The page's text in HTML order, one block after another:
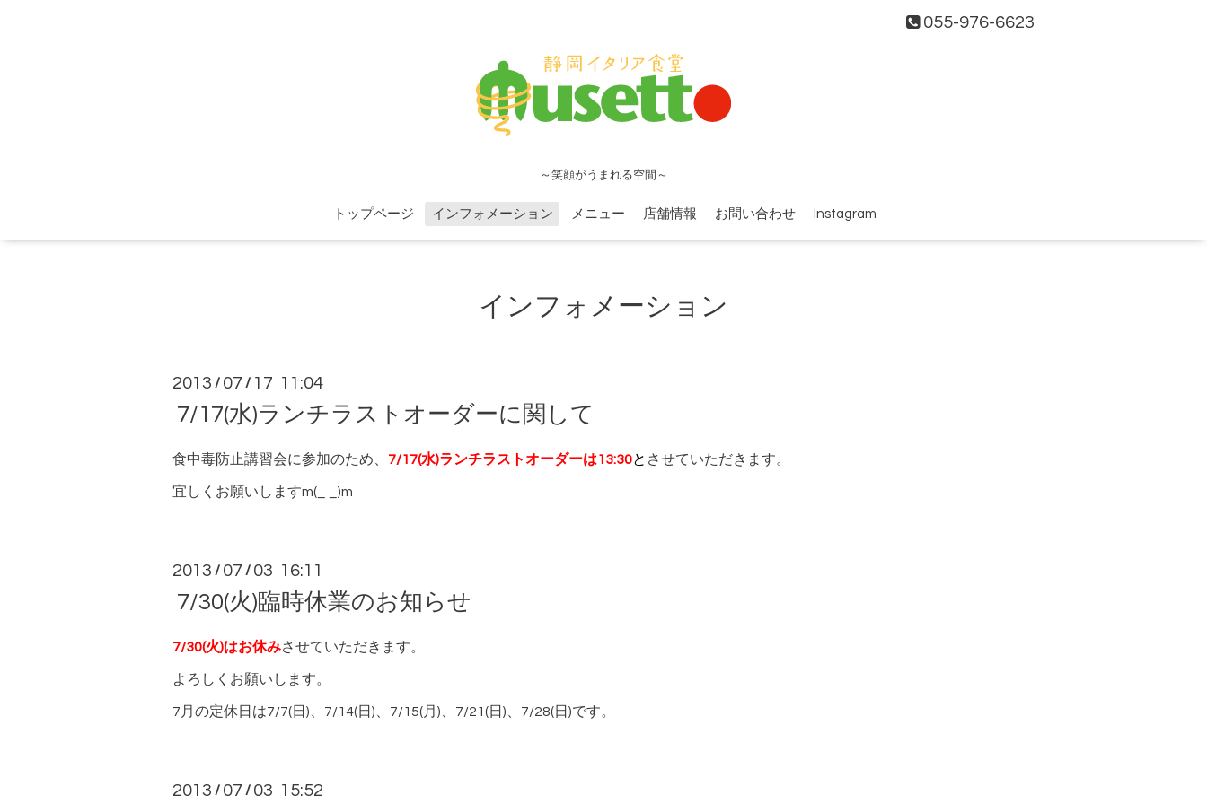
055-976-6623
～笑顔がうまれる空間～
トップページ インフォメーション メニュー 店舗情報 お問い合わせ Instagram
インフォメーション
2013 / 07 / 17 11:04
7/17(水)ランチラストオーダーに関して
食中毒防止講習会に参加のため、 7/17(水)ランチラストオーダーは13:30と させていただきます。
宜しくお願いしますm(_ _)m
2013 / 07 / 03 16:11
7/30(火)臨時休業のお知らせ
7/30(火)はお休みさせていただきます。
よろしくお願いします。
7月の定休日は7/7(日)、7/14(日)、7/15(月)、7/21(日)、7/28(日)です。
2013 / 07 / 03 15:52